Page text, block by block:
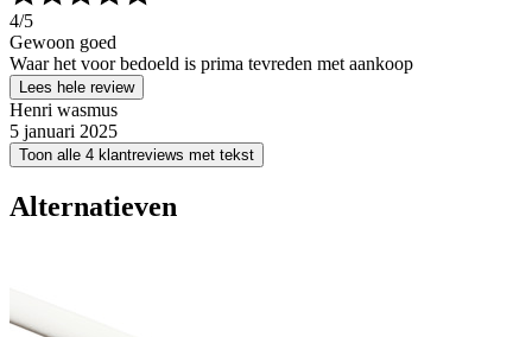
4/5
Gewoon goed
Waar het voor bedoeld is prima tevreden met aankoop
Lees hele review
Henri wasmus
5 januari 2025
Toon alle 4 klantreviews met tekst
Alternatieven